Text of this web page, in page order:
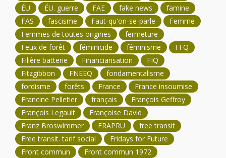
ÉU
ÉU. guerre FAE fake news
famine
FAS
fascisme Faut-qu'on-se-parle
Femme
Femmes de toutes origines
fermeture
Feux de forêt
féminicide féminisme
FFQ
Filière batterie
Financiarisation
FIQ
Fitzgibbon
FNEEQ
fondamentalisme
fordisme
forêts France
France insoumise
Francine Pelletier
français
François Geffroy
François Legault
Françoise David
Franz Broswimmer
FRAPRU
free transit
Free transit. tarif social
Fridays for Future
Front commun
Front commun 1972